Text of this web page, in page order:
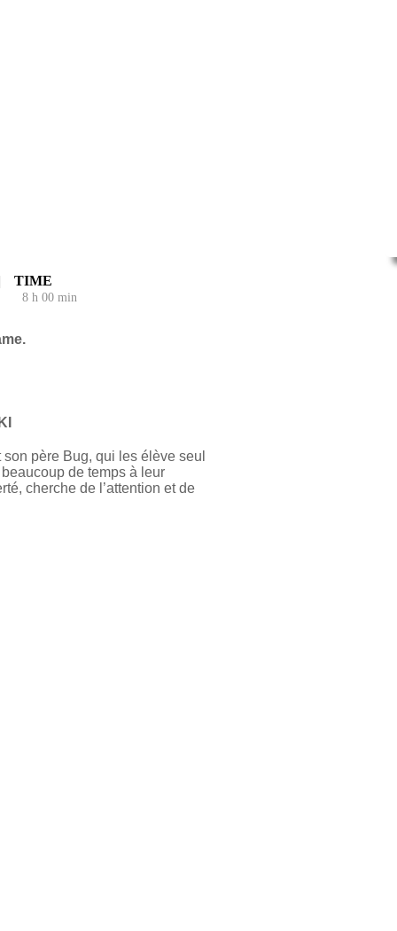
TIME
8 h 00 min
père Bug, qui les élève seul
de temps à leur
cherche de l’attention et de